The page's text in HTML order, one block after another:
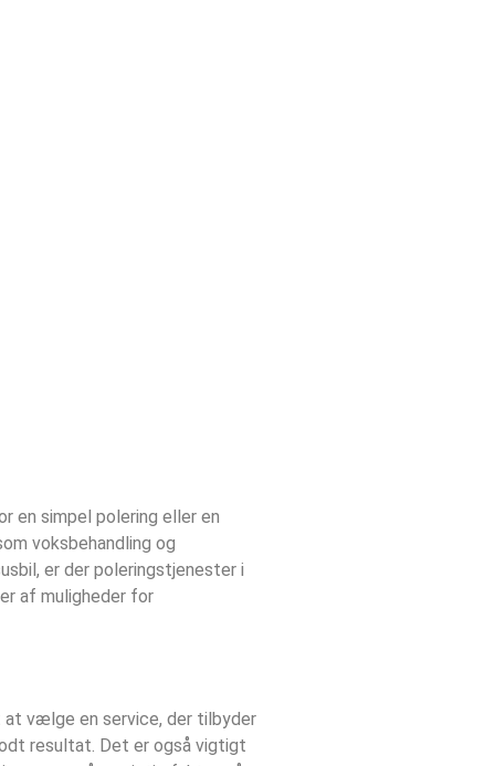
en simpel polering eller en
voksbehandling og
er der poleringstjenester i
af muligheder for
at vælge en service, der tilbyder
resultat. Det er også vigtigt